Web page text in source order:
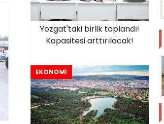
Yozgat'taki birlik toplandı!
Kapasitesi arttırılacak!
EKONOMİ